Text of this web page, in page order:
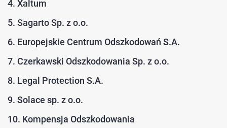
4. Xaltum
5. Sagarto Sp. z o.o.
6. Europejskie Centrum Odszkodowań S.A.
7. Czerkawski Odszkodowania Sp. z o.o.
8. Legal Protection S.A.
9. Solace sp. z o.o.
10. Kompensja Odszkodowania